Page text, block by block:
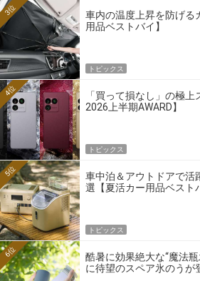
車内の温度上昇を防げる
用品ベストバイ】
3位
トピックス
「買って損なし」の極
2026上半期AWARD】
4位
トピックス
車中泊＆アウトドアで活
選【夏活カー用品ベスト
5位
トピックス
酷暑に効果絶大な“魔法
に待望のスペア氷のうが
6位